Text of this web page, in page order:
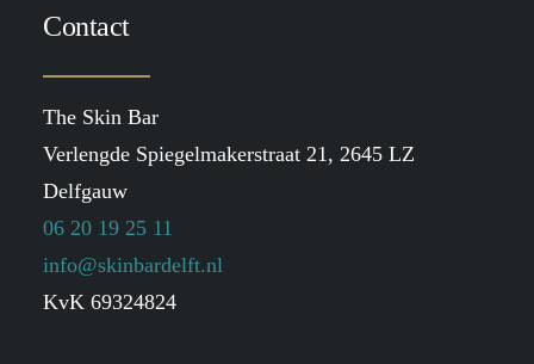
Contact
The Skin Bar
Verlengde Spiegelmakerstraat 21, 2645 LZ
Delfgauw
06 20 19 25 11
info@skinbardelft.nl
KvK 69324824